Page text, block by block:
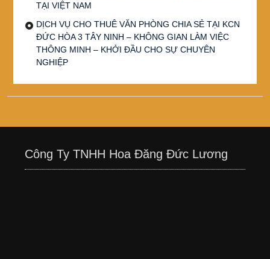
TẠI VIỆT NAM
DỊCH VỤ CHO THUÊ VĂN PHÒNG CHIA SẺ TẠI KCN
ĐỨC HÒA 3 TÂY NINH – KHÔNG GIAN LÀM VIỆC
THÔNG MINH – KHỞI ĐẦU CHO SỰ CHUYÊN
NGHIỆP
Công Ty TNHH Hoa Đăng Đức Lương